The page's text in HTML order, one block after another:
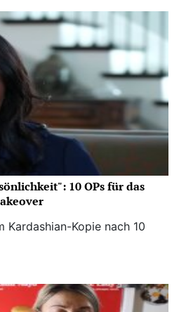
10 OPs für das
Kardashian-Kopie nach 10